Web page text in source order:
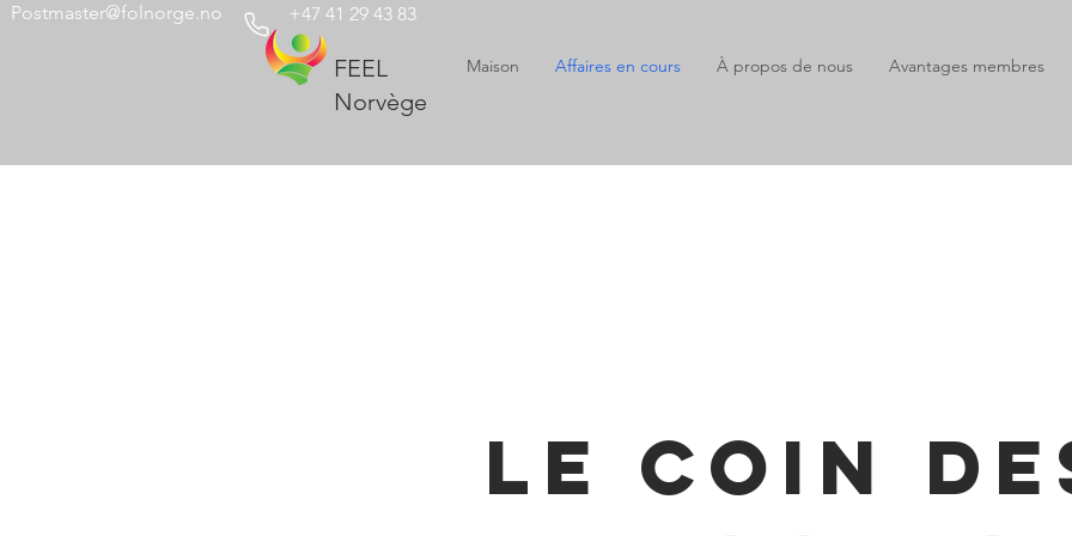
Postmaster@folnorge.no +47 41 29 43 83
FEEL
Norvège
Maison Affaires en cours À propos de nous Avantages membres
le coin